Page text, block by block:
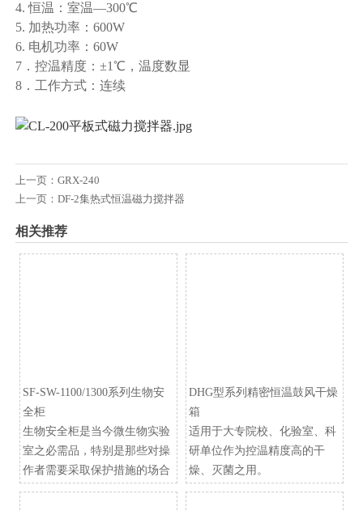
4. 恒温：室温—300℃
5. 加热功率：600W
6. 电机功率：60W
7．控温精度：±1℃，温度数显
8．工作方式：连续
上一页： GRX-240
上一页： DF-2集热式恒温磁力搅拌器
相关推荐
SF-SW-1100/1300系列生物安
全柜
生物安全柜是当今微生物实验
室之必需品，特别是那些对操
作者需要采取保护措施的场合
DHG型系列精密恒温鼓风干燥
箱
适用于大专院校、化验室、科
研单位作为控温精度高的干
燥、灭菌之用。